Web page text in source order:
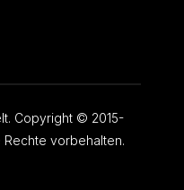
Copyright © 2015-
Rechte vorbehalten.